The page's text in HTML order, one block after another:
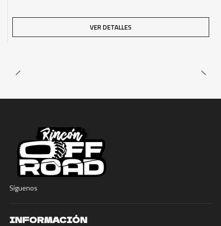
VER DETALLES
Síguenos
INFORMACIÓN